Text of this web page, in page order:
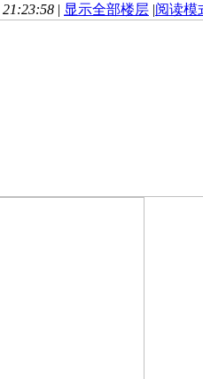
| 显示全部楼层 |阅读模